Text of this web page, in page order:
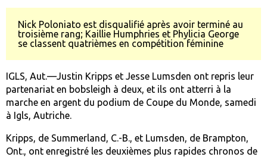
Nick Poloniato est disqualifié après avoir terminé au
troisième rang; Kaillie Humphries et Phylicia George
se classent quatrièmes en compétition féminine
IGLS, Aut.—Justin Kripps et Jesse Lumsden ont repris leur
partenariat en bobsleigh à deux, et ils ont atterri à la
marche en argent du podium de Coupe du Monde, samedi
à Igls, Autriche.
Kripps, de Summerland, C.-B., et Lumsden, de Brampton,
Ont., ont enregistré les deuxièmes plus rapides chronos de